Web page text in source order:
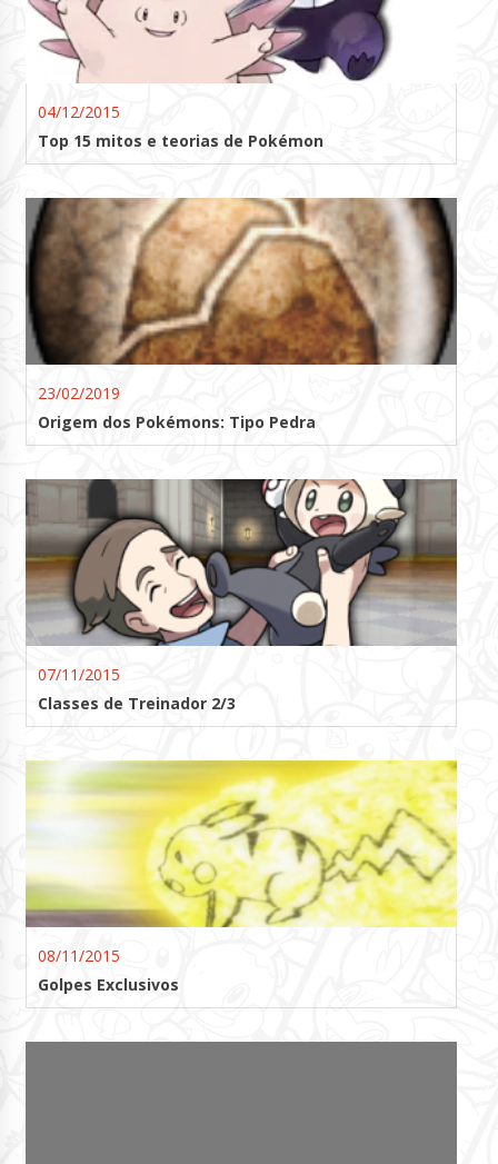
04/12/2015
Top 15 mitos e teorias de Pokémon
23/02/2019
Origem dos Pokémons: Tipo Pedra
07/11/2015
Classes de Treinador 2/3
08/11/2015
Golpes Exclusivos